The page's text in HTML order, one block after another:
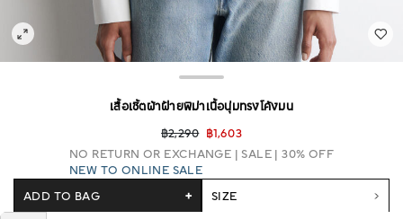
เสื้อเชิ้ตผ้าฝ้ายพิม่าเนื้อนุ่มทรงโค้งมน
฿2,290 ฿1,603
NO RETURN OR EXCHANGE SALE | 30% OFF
NEW TO ONLINE SALE
SIZE
ADD TO BAG +